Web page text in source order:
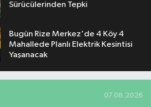
Sürücülerinden Tepki
Bugün Rize Merkez'de 4 Köy 4
Mahallede Planlı Elektrik Kesintisi
Yaşanacak
07.08.2026